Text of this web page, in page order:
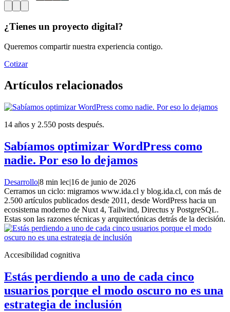
¿Tienes un proyecto digital?
Queremos compartir nuestra experiencia contigo.
Cotizar
Artículos relacionados
14 años y 2.550 posts después.
Sabíamos optimizar WordPress como
nadie. Por eso lo dejamos
Desarrollo|8 min lec|16 de junio de 2026
Cerramos un ciclo: migramos www.ida.cl y blog.ida.cl, con más de
2.500 artículos publicados desde 2011, desde WordPress hacia un
ecosistema moderno de Nuxt 4, Tailwind, Directus y PostgreSQL.
Estas son las razones técnicas y arquitectónicas detrás de la decisión.
Accesibilidad cognitiva
Estás perdiendo a uno de cada cinco
usuarios porque el modo oscuro no es una
estrategia de inclusión